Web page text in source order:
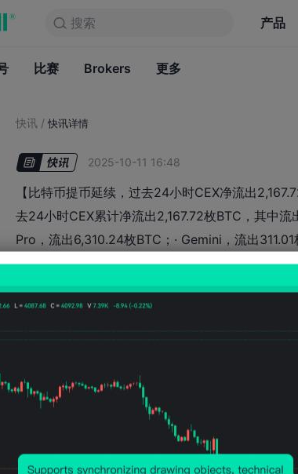
搜索 产品
资讯 信号
比赛 Brokers 更多
快讯 / 快讯详情
2025-10-11 16:48
【比特币提币延续，过去24小时CEX净流出
去24小时CEX累计净流出2,167.72枚BTC，其中
Pro，流出6,310.24枚BTC；· Gemini，流出
Bybit流入1,557.73枚BTC，位列流入榜第一。